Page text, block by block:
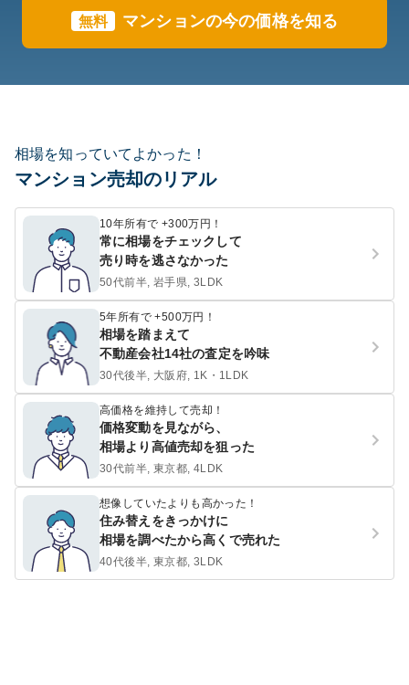
無料 マンションの今の価格を知る
相場を知っていてよかった！
マンション売却のリアル
10年所有で +300万円！
常に相場をチェックして
売り時を逃さなかった
50代前半, 岩手県, 3LDK
5年所有で +500万円！
相場を踏まえて
不動産会社14社の査定を吟味
30代後半, 大阪府, 1K・1LDK
高価格を維持して売却！
価格変動を見ながら、
相場より高値売却を狙った
30代前半, 東京都, 4LDK
想像していたよりも高かった！
住み替えをきっかけに
相場を調べたから高くで売れた
40代後半, 東京都, 3LDK